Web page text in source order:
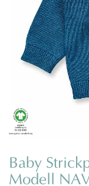
Zum
Anfang
Baby
Modell